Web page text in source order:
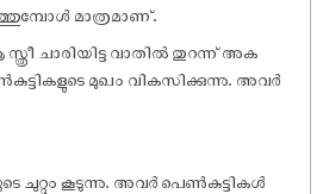
മാത്രമാണ്.
ചാരിയിട്ട വാതിൽ തുറന്ന് അക
മുഖം വികസിക്കുന്നു. അവർ
ചുറ്റും കൂടുന്നു. അവർ പെൺകുട്ടികൾ